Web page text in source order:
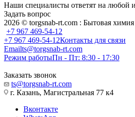
Наши специалисты ответят на любой
Задать вопрос
2026 © torgsnab-rt.com : Бытовая
+7 967 469-54-12
+7 967 469-54-12Контакты для связи
Emailts@torgsnab-rt.com
Режим работыПн - Пт: 8:30 - 17:30
Заказать звонок
ts@torgsnab-rt.com
г. Казань, Магистральная 77 к4
Вконтакте